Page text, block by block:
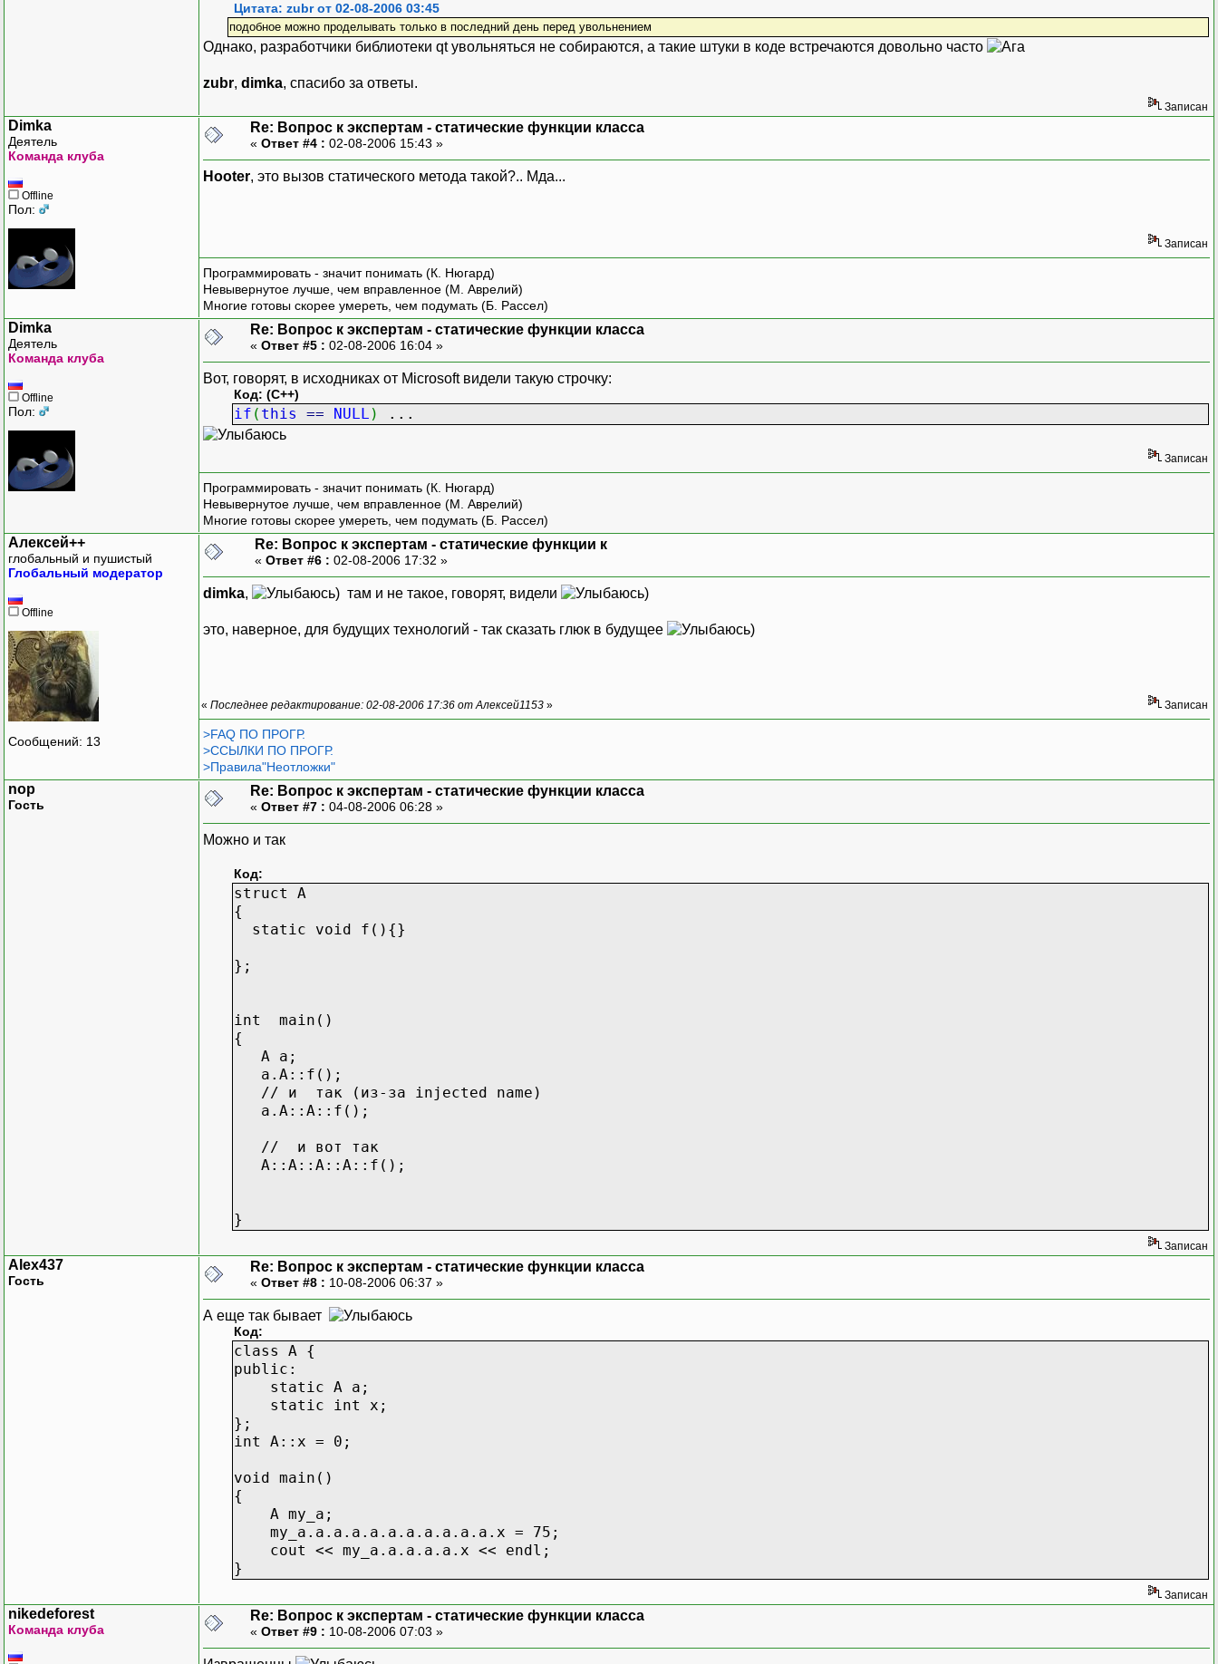
Цитата: zubr от 02-08-2006 03:45
подобное можно проделывать только в последний день перед увольнением
Однако, разработчики библиотеки qt увольняться не собираются, а такие штуки в коде встречаются довольно часто
zubr, dimka, спасибо за ответы.
Записан
Dimka
Деятель
Команда клуба
Offline
Пол:
Re: Вопрос к экспертам - статические функции класса
« Ответ #4 : 02-08-2006 15:43 »
Hooter, это вызов статического метода такой?.. Мда...
Записан
Программировать - значит понимать (К. Нюгард)
Невывернутое лучше, чем вправленное (М. Аврелий)
Многие готовы скорее умереть, чем подумать (Б. Рассел)
Dimka
Деятель
Команда клуба
Offline
Пол:
Re: Вопрос к экспертам - статические функции класса
« Ответ #5 : 02-08-2006 16:04 »
Вот, говорят, в исходниках от Microsoft видели такую строчку:
Код: (C++)
if ( this == NULL ) ...
Записан
Программировать - значит понимать (К. Нюгард)
Невывернутое лучше, чем вправленное (М. Аврелий)
Многие готовы скорее умереть, чем подумать (Б. Рассел)
Алексей++
глобальный и пушистый
Глобальный модератор
Offline
Сообщений: 13
Re: Вопрос к экспертам - статические функции к
« Ответ #6 : 02-08-2006 17:32 »
dimka, ) там и не такое, говорят, видели )
это, наверное, для будущих технологий - так сказать глюк в будущее )
« Последнее редактирование: 02-08-2006 17:36 от Алексей1153 » Записан
>FAQ ПО ПРОГР.
>ССЫЛКИ ПО ПРОГР.
>Правила"Неотложки"
nop
Гость
Re: Вопрос к экспертам - статические функции класса
« Ответ #7 : 04-08-2006 06:28 »
Можно и так
Код:
struct A
{
static void f(){}
};
int main()
{
A a;
a.A::f();
// и так (из-за injected name)
a.A::A::f();
// и вот так
A::A::A::A::f();
}
Записан
Alex437
Гость
Re: Вопрос к экспертам - статические функции класса
« Ответ #8 : 10-08-2006 06:37 »
А еще так бывает
Код:
class A {
public:
static A a;
static int x;
};
int A::x = 0;
void main()
{
A my_a;
my_a.a.a.a.a.a.a.a.a.a.a.x = 75;
cout << my_a.a.a.a.a.x << endl;
}
Записан
nikedeforest
Команда клуба
Re: Вопрос к экспертам - статические функции класса
« Ответ #9 : 10-08-2006 07:03 »